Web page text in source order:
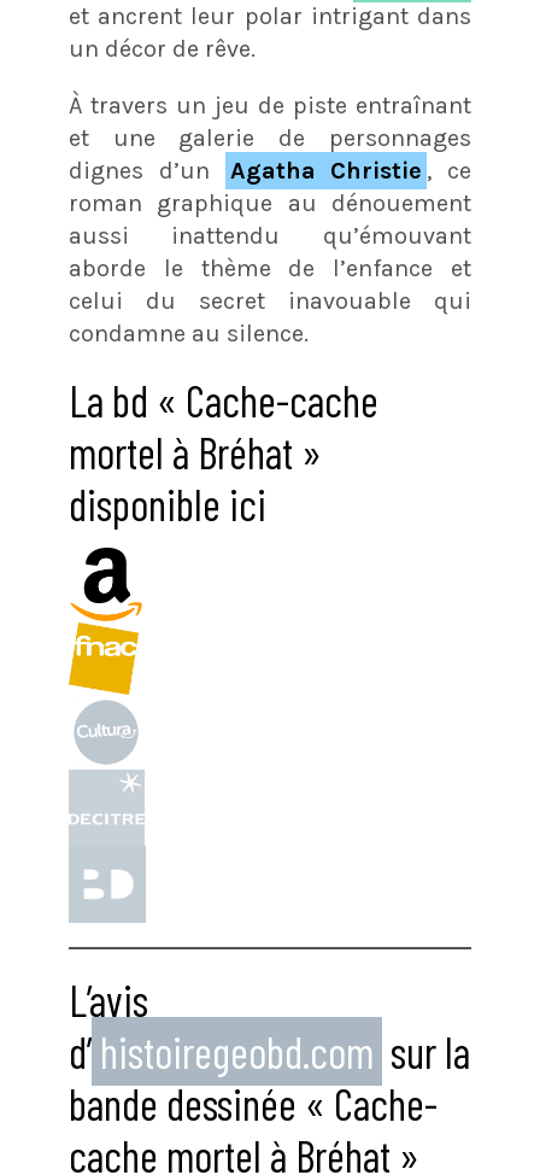
et ancrent leur polar intrigant dans
un décor de rêve.
À travers un jeu de piste entraînant
et une galerie de personnages
dignes d’un
Agatha Christie , ce
roman graphique au dénouement
aussi inattendu qu’émouvant
aborde le thème de l’enfance et
celui du secret inavouable qui
condamne au silence.
La bd « Cache-cache
mortel à Bréhat »
disponible ici
L’avis
d’ histoiregeobd.com sur la
bande dessinée « Cache-
cache mortel à Bréhat »